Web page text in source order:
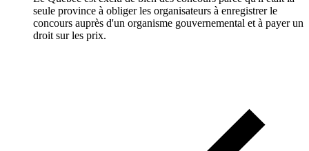
seule province à obliger les organisateurs à enregistrer le
concours auprès d'un organisme gouvernemental et à payer un
droit sur les prix.